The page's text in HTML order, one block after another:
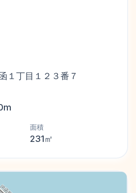
１丁目１２３番７
面積
231㎡